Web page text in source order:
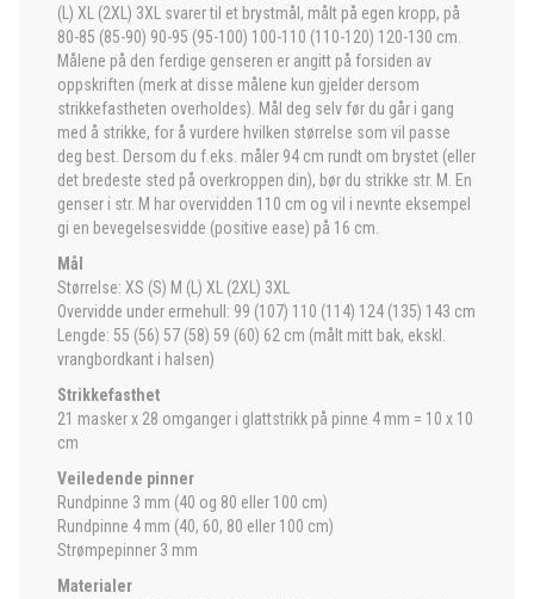
(L) XL (2XL) 3XL svarer til et brystmål, målt på egen kropp, på
80-85 (85-90) 90-95 (95-100) 100-110 (110-120) 120-130 cm.
Målene på den ferdige genseren er angitt på forsiden av
oppskriften (merk at disse målene kun gjelder dersom
strikkefastheten overholdes). Mål deg selv før du går i gang
med å strikke, for å vurdere hvilken størrelse som vil passe
deg best. Dersom du f.eks. måler 94 cm rundt om brystet (eller
det bredeste sted på overkroppen din), bør du strikke str. M. En
genser i str. M har overvidden 110 cm og vil i nevnte eksempel
gi en bevegelsesvidde (positive ease) på 16 cm.
Mål
Størrelse: XS (S) M (L) XL (2XL) 3XL
Overvidde under ermehull: 99 (107) 110 (114) 124 (135) 143 cm
Lengde: 55 (56) 57 (58) 59 (60) 62 cm (målt mitt bak, ekskl.
vrangbordkant i halsen)
Strikkefasthet
21 masker x 28 omganger i glattstrikk på pinne 4 mm = 10 x 10
cm
Veiledende pinner
Rundpinne 3 mm (40 og 80 eller 100 cm)
Rundpinne 4 mm (40, 60, 80 eller 100 cm)
Strømpepinner 3 mm
Materialer